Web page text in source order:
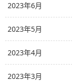
2023年6月
2023年5月
2023年4月
2023年3月